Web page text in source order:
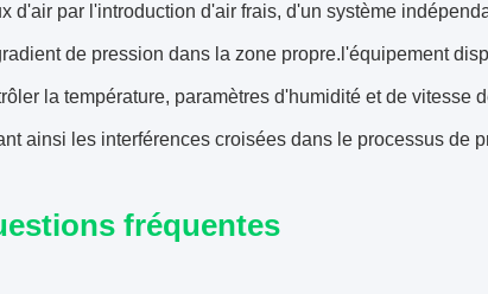
d'air par l'introduction d'air frais, d'un système
de pression dans la zone propre.l'équipement
la température, paramètres d'humidité et de vitesse
ainsi les interférences croisées dans le processus de
fréquentes